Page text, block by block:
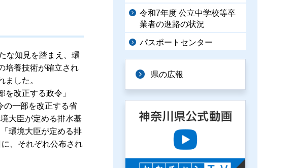
な知見を踏まえ、環
培養技術が確立され
した。
改正する政令」
の一部を改正する省
大臣が定める排水基
環境大臣が定める排
、それぞれ公布され
令和7年度 公立中学校等卒
業者の進路の状況
パスポートセンター
県の広報